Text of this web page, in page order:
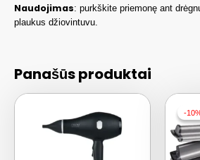
Naudojimas: purkškite priemonę ant
plaukus džiovintuvu.
Panašūs produktai
--